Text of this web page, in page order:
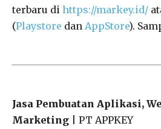
terbaru di https://markey.id/
(Playstore dan AppStore).
Jasa Pembuatan Aplikasi,
Marketing | PT APPKEY